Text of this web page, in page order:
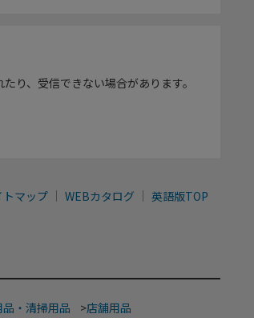
り、受信できない場合があります。
トマップ WEBカタログ 英語版TOP
・清掃用品 >店舗用品